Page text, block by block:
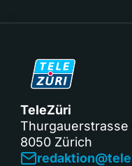
TeleZüri
Thurgauerstrasse
8050 Zürich